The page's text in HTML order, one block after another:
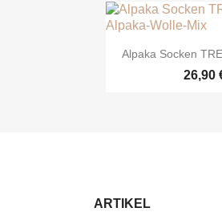

Alpaka Socken
26,90
ARTIKEL